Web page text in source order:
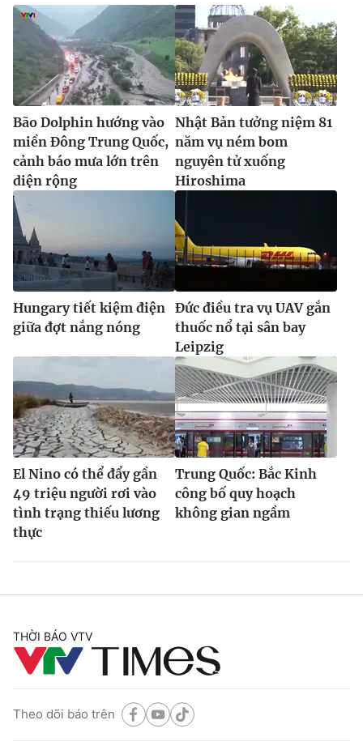
Bão Dolphin hướng vào
miền Đông Trung Quốc,
cảnh báo mưa lớn trên
diện rộng
Nhật Bản tưởng niệm 81
năm vụ ném bom
nguyên tử xuống
Hiroshima
Hungary tiết kiệm điện
giữa đợt nắng nóng
Đức điều tra vụ UAV gắn
thuốc nổ tại sân bay
Leipzig
El Nino có thể đẩy gần
49 triệu người rơi vào
tình trạng thiếu lương
thực
Trung Quốc: Bắc Kinh
công bố quy hoạch
không gian ngầm
THỜI BÁO VTV
Theo dõi báo trên